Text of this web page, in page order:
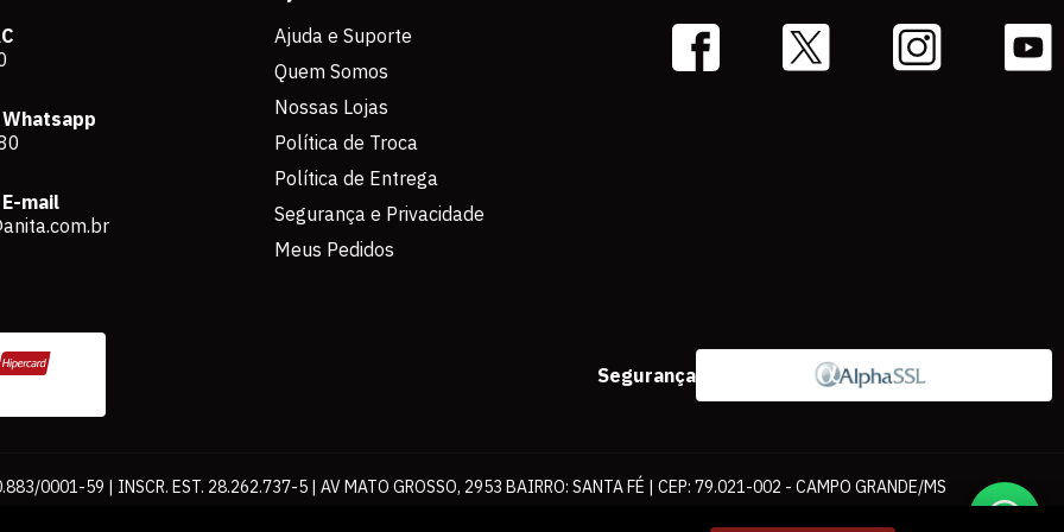
mail
Ajuda e Suporte
Quem Somos
Nossas Lojas
Política de Troca
Política de Entrega
Segurança e Privacidade
Meus Pedidos
Segurança
0001-59 | INSCR. EST. 28.262.737-5 | AV MATO GROSSO, 2953 BAIRRO: SANTA FÉ | CEP: 79.021-002 - CAMPO GRANDE/MS